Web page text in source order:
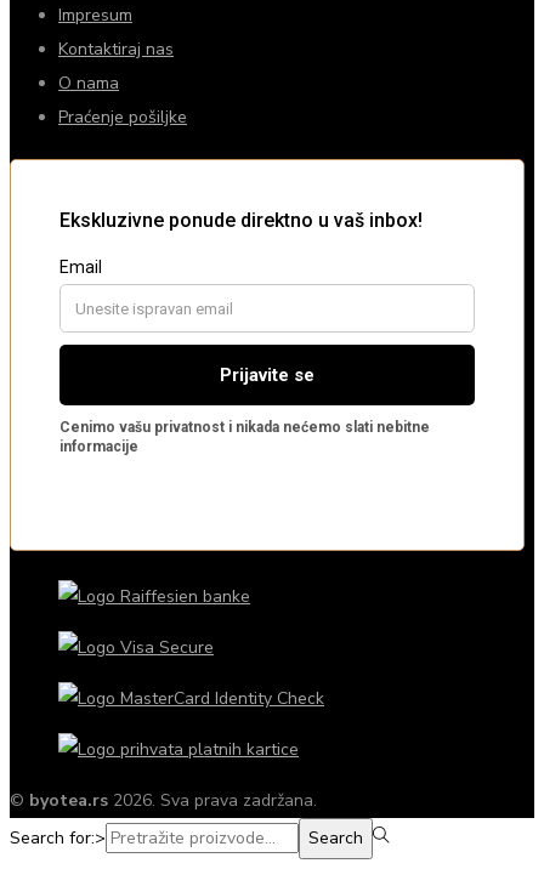
Impresum
Kontaktiraj nas
O nama
Praćenje pošiljke
© byotea.rs 2026. Sva prava zadržana.
Search for:>
Search